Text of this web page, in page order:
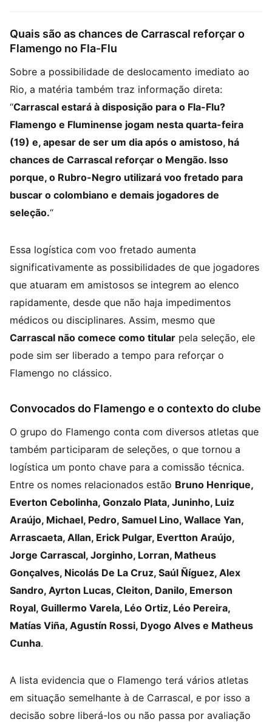
Quais são as chances de Carrascal reforçar o
Flamengo no Fla-Flu
Sobre a possibilidade de deslocamento imediato ao
Rio, a matéria também traz informação direta:
“Carrascal estará à disposição para o Fla-Flu?
Flamengo e Fluminense jogam nesta quarta-feira
(19) e, apesar de ser um dia após o amistoso, há
chances de Carrascal reforçar o Mengão. Isso
porque, o Rubro-Negro utilizará voo fretado para
buscar o colombiano e demais jogadores de
seleção.“
Essa logística com voo fretado aumenta
significativamente as possibilidades de que jogadores
que atuaram em amistosos se integrem ao elenco
rapidamente, desde que não haja impedimentos
médicos ou disciplinares. Assim, mesmo que
Carrascal não comece como titular pela seleção, ele
pode sim ser liberado a tempo para reforçar o
Flamengo no clássico.
Convocados do Flamengo e o contexto do clube
O grupo do Flamengo conta com diversos atletas que
também participaram de seleções, o que tornou a
logística um ponto chave para a comissão técnica.
Entre os nomes relacionados estão Bruno Henrique,
Everton Cebolinha, Gonzalo Plata, Juninho, Luiz
Araújo, Michael, Pedro, Samuel Lino, Wallace Yan,
Arrascaeta, Allan, Erick Pulgar, Evertton Araújo,
Jorge Carrascal, Jorginho, Lorran, Matheus
Gonçalves, Nicolás De La Cruz, Saúl Ñíguez, Alex
Sandro, Ayrton Lucas, Cleiton, Danilo, Emerson
Royal, Guillermo Varela, Léo Ortiz, Léo Pereira,
Matías Viña, Agustín Rossi, Dyogo Alves e Matheus
Cunha.
A lista evidencia que o Flamengo terá vários atletas
em situação semelhante à de Carrascal, e por isso a
decisão sobre liberá-los ou não passa por avaliação